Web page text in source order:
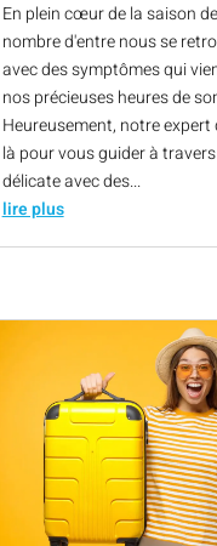
En plein cœur de la saison
nombre d'entre nous se
avec des symptômes qui
nos précieuses heures de
Heureusement, notre expert
là pour vous guider à
délicate avec des...
lire plus